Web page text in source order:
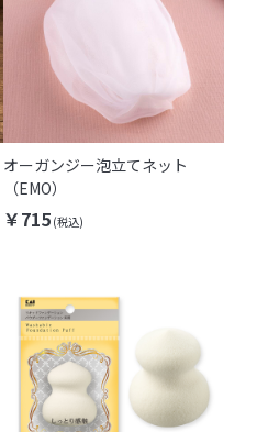
オーガンジー泡立てネット
（EMO）
￥715